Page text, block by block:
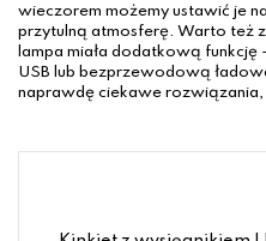
wieczorem możemy ustawić je
przytulną atmosferę. Warto też
lampa miała dodatkową
USB lub bezprzewodową
naprawdę ciekawe